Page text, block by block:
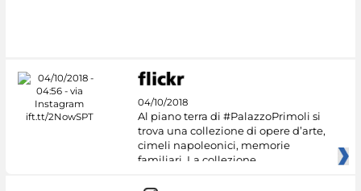
04/10/2018
Al piano terra di #PalazzoPrimoli si
trova una collezione di opere d’arte,
cimeli napoleonici, memorie
familiari. La collezione